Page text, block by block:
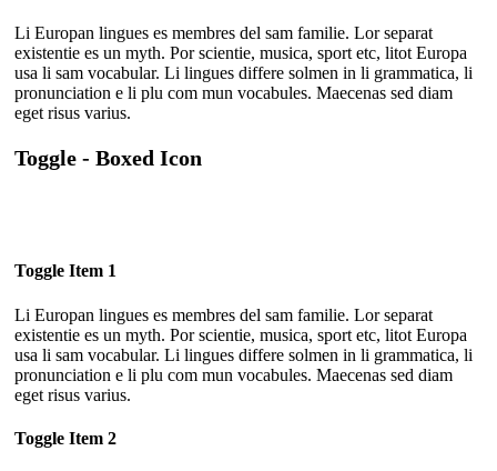
Li Europan lingues es membres del sam familie. Lor separat
existentie es un myth. Por scientie, musica, sport etc, litot Europa
usa li sam vocabular. Li lingues differe solmen in li grammatica, li
pronunciation e li plu com mun vocabules. Maecenas sed diam
eget risus varius.
Toggle - Boxed Icon
Toggle Item 1
Li Europan lingues es membres del sam familie. Lor separat
existentie es un myth. Por scientie, musica, sport etc, litot Europa
usa li sam vocabular. Li lingues differe solmen in li grammatica, li
pronunciation e li plu com mun vocabules. Maecenas sed diam
eget risus varius.
Toggle Item 2